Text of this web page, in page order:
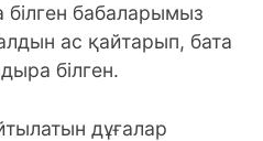
білген бабаларымыз
ас қайтарып, бата
білген.
дұғалар